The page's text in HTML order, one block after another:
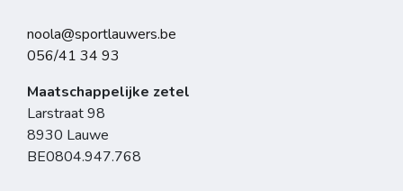
noola@sportlauwers.be
056/41 34 93
Maatschappelijke zetel
Larstraat 98
8930 Lauwe
BE0804.947.768